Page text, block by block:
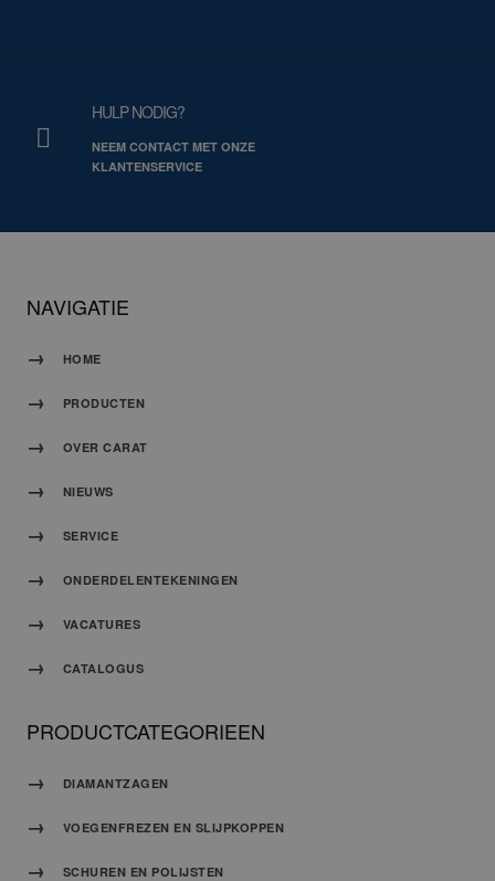
HULP NODIG?
NEEM CONTACT MET ONZE
KLANTENSERVICE
NAVIGATIE
HOME
PRODUCTEN
OVER CARAT
NIEUWS
SERVICE
ONDERDELENTEKENINGEN
VACATURES
CATALOGUS
PRODUCTCATEGORIEEN
DIAMANTZAGEN
VOEGENFREZEN EN SLIJPKOPPEN
SCHUREN EN POLIJSTEN